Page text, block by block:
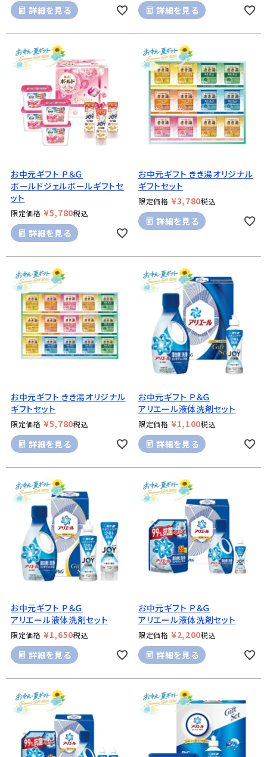
詳細を見る 詳細を見る
お中元ギフト Ｐ＆Ｇ
ボールドジェルボールギフトセ
ット
限定価格 ¥5,780税込
詳細を見る
お中元ギフト きき湯オリジナル
ギフトセット
限定価格 ¥3,780税込
詳細を見る
お中元ギフト きき湯オリジナル
ギフトセット
限定価格 ¥5,780税込
詳細を見る
お中元ギフト Ｐ＆Ｇ
アリエール液体洗剤セット
限定価格 ¥1,100税込
詳細を見る
お中元ギフト Ｐ＆Ｇ
アリエール液体洗剤セット
限定価格 ¥1,650税込
詳細を見る
お中元ギフト Ｐ＆Ｇ
アリエール液体洗剤セット
限定価格 ¥2,200税込
詳細を見る